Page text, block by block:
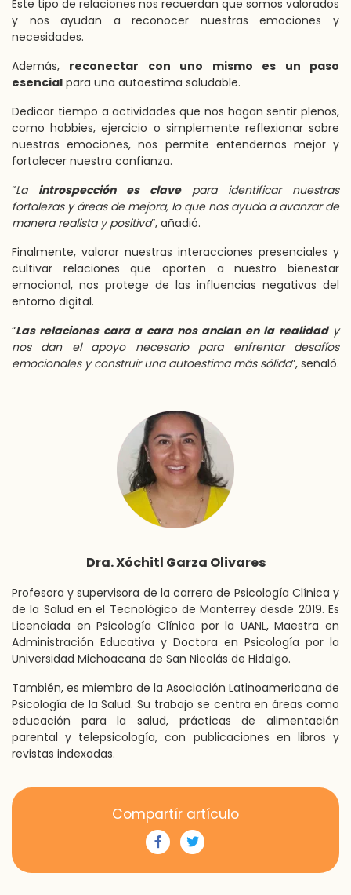
Este tipo de relaciones nos recuerdan que somos valorados
y nos ayudan a reconocer nuestras emociones y
necesidades.
Además, reconectar con uno mismo es un paso
esencial para una autoestima saludable.
Dedicar tiempo a actividades que nos hagan sentir plenos,
como hobbies, ejercicio o simplemente reflexionar sobre
nuestras emociones, nos permite entendernos mejor y
fortalecer nuestra confianza.
“La introspección es clavepara identificar nuestras
fortalezas y áreas de mejora, lo que nos ayuda a avanzar de
manera realista y positiva”, añadió.
Finalmente, valorar nuestras interacciones presenciales y
cultivar relaciones que aporten a nuestro bienestar
emocional, nos protege de las influencias negativas del
entorno digital.
“Las relaciones cara a cara nos anclan en la realidady
nos dan el apoyo necesario para enfrentar desafíos
emocionales y construir una autoestima más sólida”, señaló.
Dra. Xóchitl Garza Olivares
Profesora y supervisora de la carrera de Psicología Clínica y
de la Salud en el Tecnológico de Monterrey desde 2019. Es
Licenciada en Psicología Clínica por la UANL, Maestra en
Administración Educativa y Doctora en Psicología por la
Universidad Michoacana de San Nicolás de Hidalgo.
También, es miembro de la Asociación Latinoamericana de
Psicología de la Salud. Su trabajo se centra en áreas como
educación para la salud, prácticas de alimentación
parental y telepsicología, con publicaciones en libros y
revistas indexadas.
Compartír artículo